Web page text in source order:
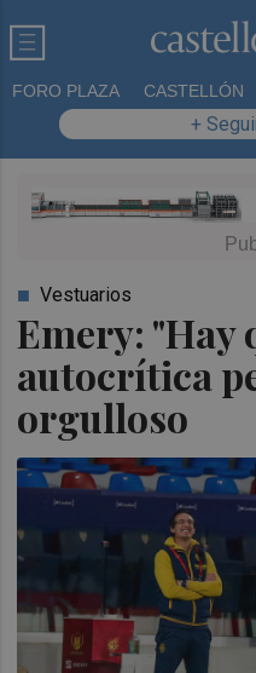
FORO PLAZA CASTELLÓN
+
Emery: "Hay
autocrítica
orgulloso
Vestuarios